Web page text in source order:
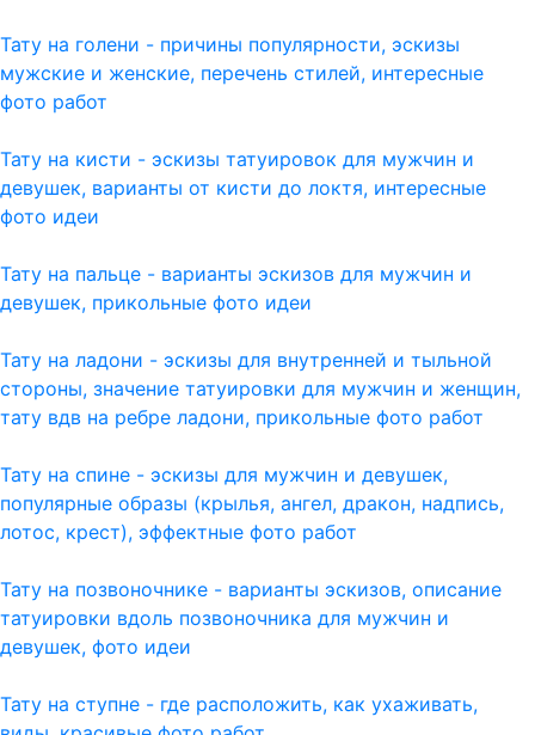
Тату на голени - причины популярности, эскизы
мужские и женские, перечень стилей, интересные
фото работ
Тату на кисти - эскизы татуировок для мужчин и
девушек, варианты от кисти до локтя, интересные
фото идеи
Тату на пальце - варианты эскизов для мужчин и
девушек, прикольные фото идеи
Тату на ладони - эскизы для внутренней и тыльной
стороны, значение татуировки для мужчин и женщин,
тату вдв на ребре ладони, прикольные фото работ
Тату на спине - эскизы для мужчин и девушек,
популярные образы (крылья, ангел, дракон, надпись,
лотос, крест), эффектные фото работ
Тату на позвоночнике - варианты эскизов, описание
татуировки вдоль позвоночника для мужчин и
девушек, фото идеи
Тату на ступне - где расположить, как ухаживать,